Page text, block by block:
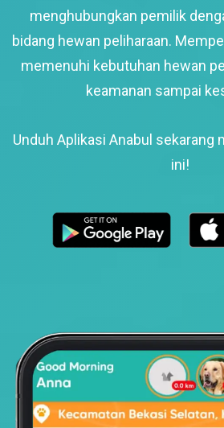
menghubungkan pemilik
bidang hewan peliharaan.
memenuhi kebutuhan hewan
keamanan sampai
Unduh Aplikasi Anabul sekarang
ini!